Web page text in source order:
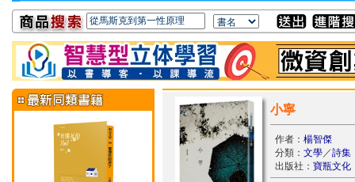
小寧
作者： 楊智傑
分類： 文學／詩集
出版社： 寶瓶文化